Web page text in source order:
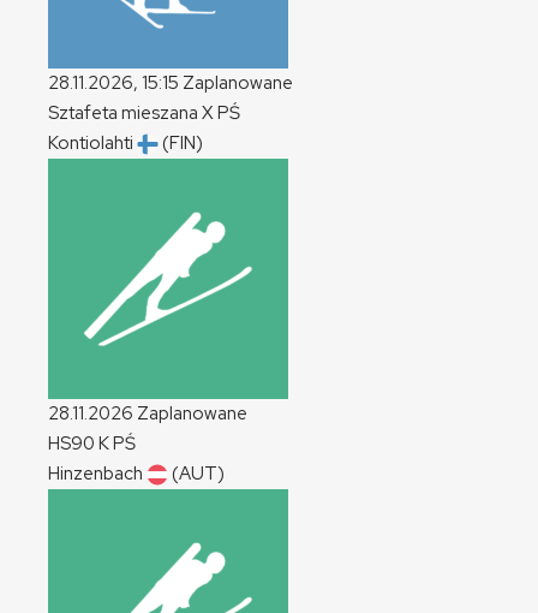
28.11.2026, 15:15 Zaplanowane
Sztafeta mieszana XPŚ
Kontiolahti
(FIN)
28.11.2026 Zaplanowane
HS90 KPŚ
Hinzenbach
(AUT)